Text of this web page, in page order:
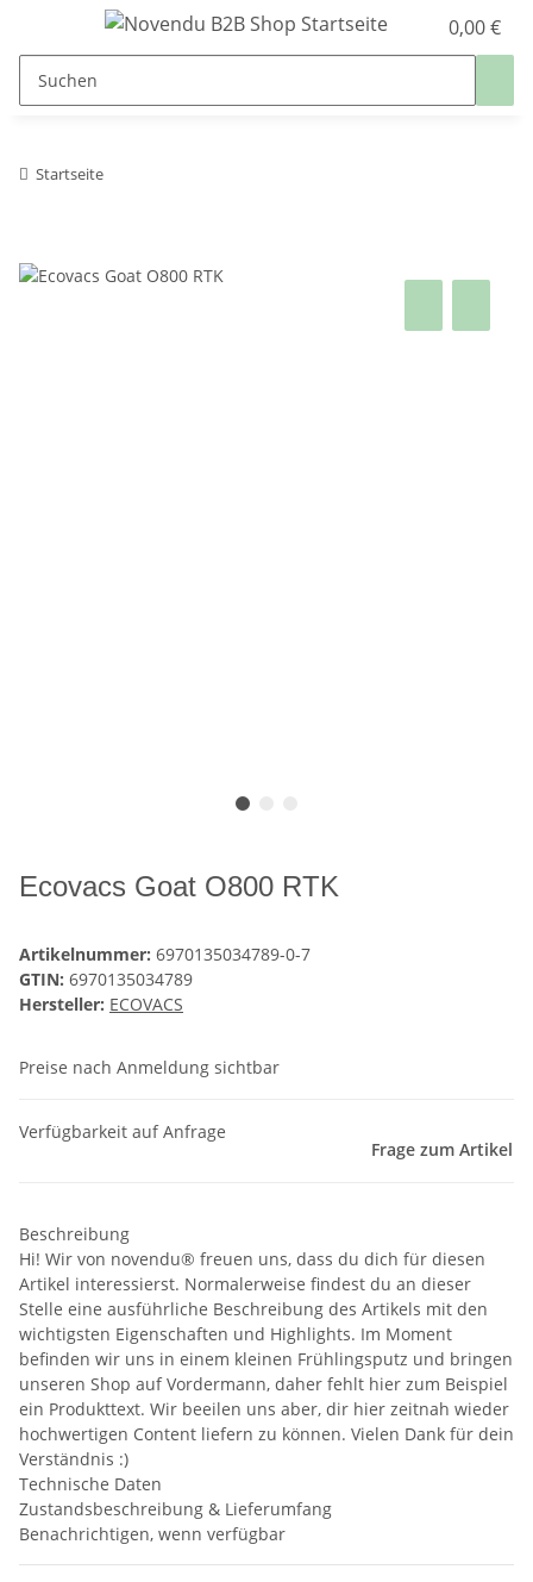
0,00 €
Startseite
Ecovacs Goat O800 RTK
Artikelnummer: 6970135034789-0-7
GTIN: 6970135034789
Hersteller: ECOVACS
Preise nach Anmeldung sichtbar
Verfügbarkeit auf Anfrage
Frage zum Artikel
Beschreibung
Hi! Wir von novendu® freuen uns, dass du dich für diesen
Artikel interessierst. Normalerweise findest du an dieser
Stelle eine ausführliche Beschreibung des Artikels mit den
wichtigsten Eigenschaften und Highlights. Im Moment
befinden wir uns in einem kleinen Frühlingsputz und bringen
unseren Shop auf Vordermann, daher fehlt hier zum Beispiel
ein Produkttext. Wir beeilen uns aber, dir hier zeitnah wieder
hochwertigen Content liefern zu können. Vielen Dank für dein
Verständnis :)
Technische Daten
Zustandsbeschreibung & Lieferumfang
Benachrichtigen, wenn verfügbar